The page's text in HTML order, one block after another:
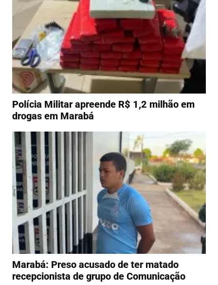
Polícia Militar apreende R$ 1,2 milhão em
drogas em Marabá
Marabá: Preso acusado de ter matado
recepcionista de grupo de Comunicação